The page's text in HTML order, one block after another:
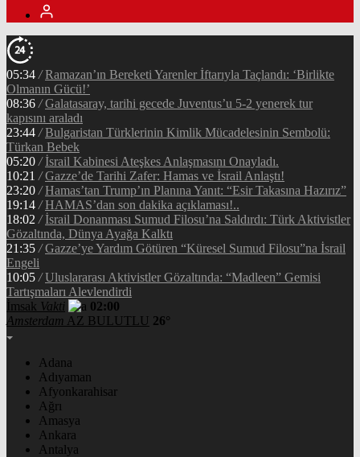
05:34 / Ramazan’ın Bereketi Yarenler İftarıyla Taçlandı: ‘Birlikte
Olmanın Gücü!’
08:36 / Galatasaray, tarihi gecede Juventus’u 5-2 yenerek tur
kapısını araladı
23:44 / Bulgaristan Türklerinin Kimlik Mücadelesinin Sembolü:
Türkan Bebek
05:20 / İsrail Kabinesi Ateşkes Anlaşmasını Onayladı.
10:21 / Gazze’de Tarihi Zafer: Hamas ve İsrail Anlaştı!
23:20 / Hamas’tan Trump’ın Planına Yanıt: “Esir Takasına Hazırız”
19:14 / HAMAS’dan son dakika açıklaması!..
18:02 / İsrail Donanması Sumud Filosu’na Saldırdı: Türk Aktivistler
Gözaltında, Dünya Ayağa Kalktı
21:35 / Gazze’ye Yardım Götüren “Küresel Sumud Filosu”na İsrail
Engeli
10:05 / Uluslararası Aktivistler Gözaltında: “Madleen” Gemisi
Tartışmaları Alevlendirdi
İmsak Vakti
02:00
Amsterdam AZ BULUTLU 26°
Adana
Adıyaman
Afyonkarahisar
Ağrı
Amasya
Ankara
Antalya